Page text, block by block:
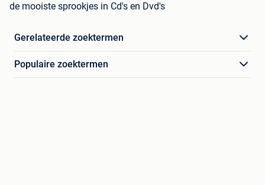
de mooiste sprookjes in Cd's en Dvd's
Gerelateerde zoektermen
Populaire zoektermen